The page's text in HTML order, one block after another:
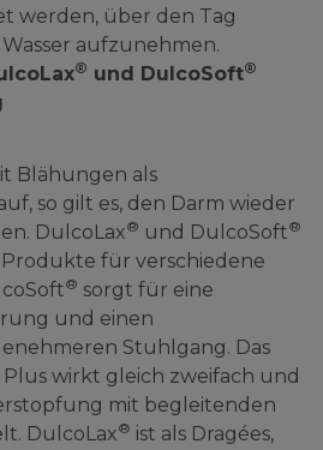
werden, über den Tag
aufzunehmen.
® und DulcoSoft®
Blähungen als
so gilt es, den Darm wieder
DulcoLax® und DulcoSoft®
für verschiedene
® sorgt für eine
und einen
Stuhlgang. Das
Plus wirkt gleich zweifach und
mit begleitenden
DulcoLax® ist als Dragées,